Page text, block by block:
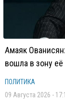
Амаяк
вошла в зону
ПОЛИТИКА
09 Августа 2026 -